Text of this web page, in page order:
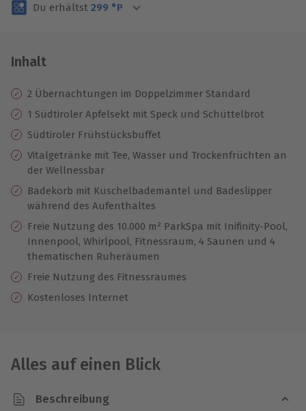
Volle Flexibilität
3 Jahre gültig & verlängerbar.
Du erhältst 299 °P
Inhalt
2 Übernachtungen im Doppelzimmer Standard
1 Südtiroler Apfelsekt mit Speck und Schüttelbrot
Südtiroler Frühstücksbuffet
Vitalgetränke mit Tee, Wasser und Trockenfrüchten an
der Wellnessbar
Badekorb mit Kuschelbademantel und Badeslipper
während des Aufenthaltes
Freie Nutzung des 10.000 m² ParkSpa mit Inifinity-Pool,
Innenpool, Whirlpool, Fitnessraum, 4 Saunen und 4
thematischen Ruheräumen
Freie Nutzung des Fitnessraumes
Kostenloses Internet
Alles auf einen Blick
Beschreibung